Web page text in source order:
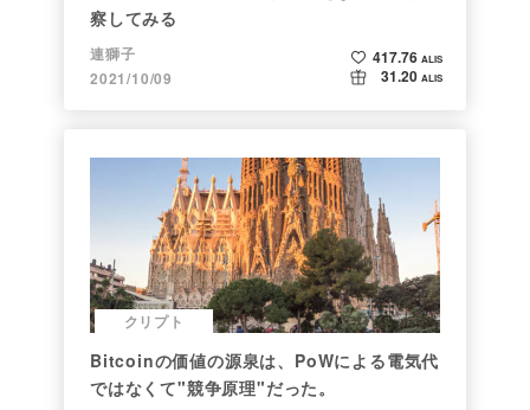
察してみる
連獅子
2021/10/09
417.76 ALIS
31.20 ALIS
クリプト
Bitcoinの価値の源泉は、PoWによる電気代
ではなくて"競争原理"だった。